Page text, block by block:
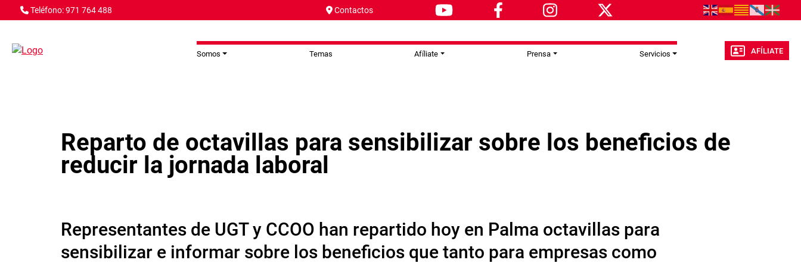
Pasar al contenido principal
Teléfono: 971 764 488 Contactos
Somos Temas Afíliate Prensa Servicios AFÍLIATE
Reparto de octavillas para sensibilizar sobre los beneficios de
reducir la jornada laboral
Representantes de UGT y CCOO han repartido hoy en Palma octavillas para
sensibilizar e informar sobre los beneficios que tanto para empresas como